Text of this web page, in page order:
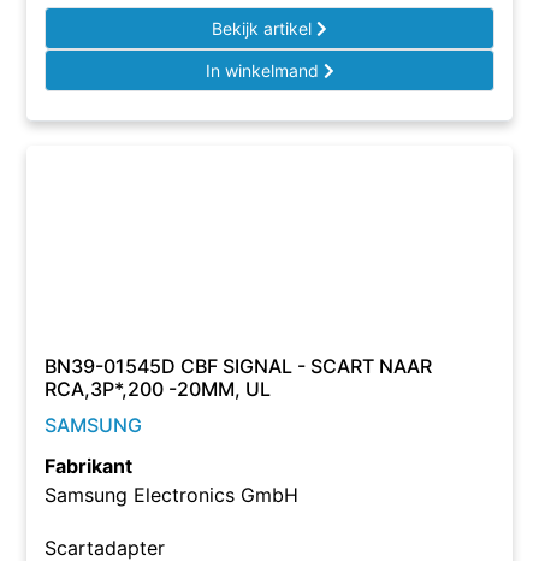
Bekijk artikel
In winkelmand
BN39-01545D CBF SIGNAL - SCART NAAR
RCA,3P*,200 -20MM, UL
SAMSUNG
Fabrikant
Samsung Electronics GmbH
Scartadapter